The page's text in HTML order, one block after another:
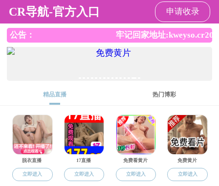
黑料网
黑料网 学科师资